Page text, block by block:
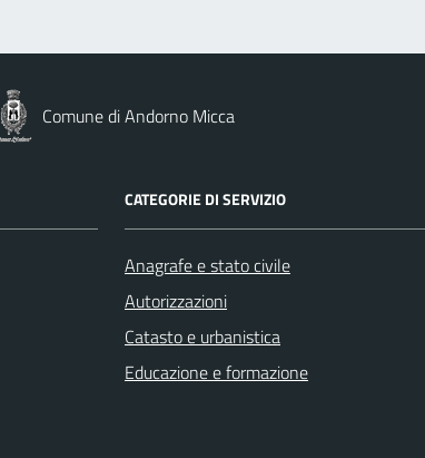
Comune di Andorno Micca
CATEGORIE DI SERVIZIO
Anagrafe e stato civile
Autorizzazioni
Catasto e urbanistica
Educazione e formazione